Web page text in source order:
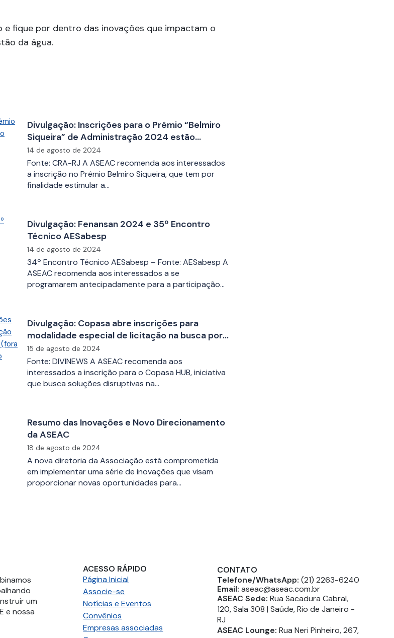
e fique por dentro das inovações que impactam o
da água.
Divulgação: Inscrições para o Prêmio “Belmiro
Siqueira” de Administração 2024 estão
abertas
14 de agosto de 2024
Fonte: CRA-RJ A ASEAC recomenda aos interessados
a inscrição no Prêmio Belmiro Siqueira, que tem por
finalidade estimular a…
Divulgação: Fenansan 2024 e 35º Encontro
Técnico AESabesp
14 de agosto de 2024
34º Encontro Técnico AESabesp – Fonte: AESabesp A
ASEAC recomenda aos interessados a se
programarem antecipadamente para a participação…
Divulgação: Copasa abre inscrições para
modalidade especial de licitação na busca por
soluções disruptivas (fora do padrão) na área
de saneamento
15 de agosto de 2024
Fonte: DIVINEWS A ASEAC recomenda aos
interessados a inscrição para o Copasa HUB, iniciativa
que busca soluções disruptivas na…
Resumo das Inovações e Novo Direcionamento
da ASEAC
18 de agosto de 2024
A nova diretoria da Associação está comprometida
em implementar uma série de inovações que visam
proporcionar novas oportunidades para…
um
e nossa
ACESSO RÁPIDO
Página Inicial
Associe-se
Notícias e Eventos
Convênios
Empresas associadas
CONTATO
Telefone/WhatsApp: (21) 2263-6240
Email: aseac@aseac.com.br
ASEAC Sede: Rua Sacadura Cabral,
120, Sala 308 | Saúde, Rio de Janeiro -
RJ
ASEAC Lounge: Rua Neri Pinheiro, 267,